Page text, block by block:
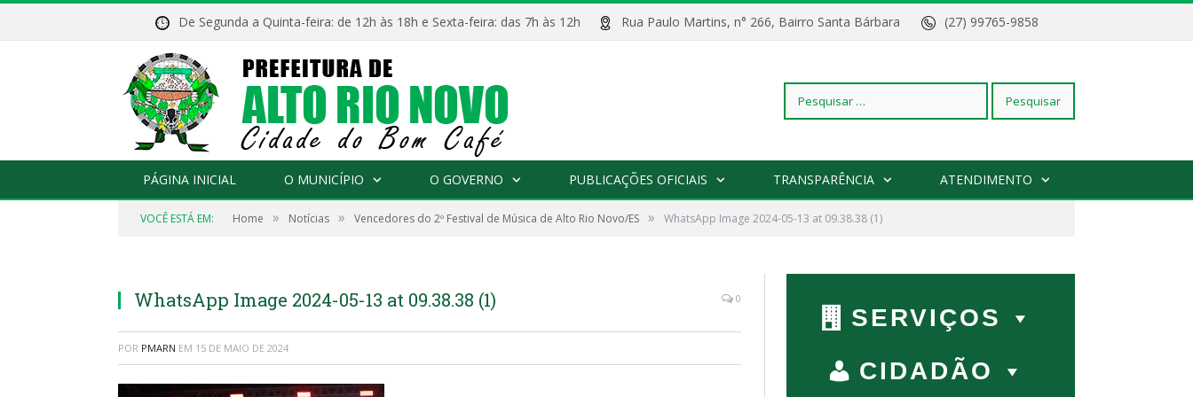
De Segunda a Quinta-feira: de 12h às 18h e Sexta-feira: das 7h às 12h Rua Paulo Martins, n° 266, Bairro Santa Bárbara (27) 99765-9858
Pesquisar
por:
PÁGINA INICIAL O MUNICÍPIO O GOVERNO PUBLICAÇÕES OFICIAIS TRANSPARÊNCIA ATENDIMENTO
VOCÊ ESTÁ EM: Home » Notícias » Vencedores do 2º Festival de Música de Alto Rio Novo/ES » WhatsApp Image 2024-05-13 at 09.38.38 (1)
WhatsApp Image 2024-05-13 at 09.38.38 (1) 0
POR PMARN EM 15 DE MAIO DE 2024
SERVIÇOS
CIDADÃO